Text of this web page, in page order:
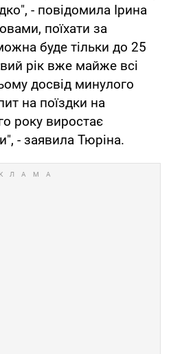
- повідомила Ірина
поїхати за
буде тільки до 25
рік вже майже всі
досвід минулого
на поїздки на
року виростає
- заявила Тюріна.